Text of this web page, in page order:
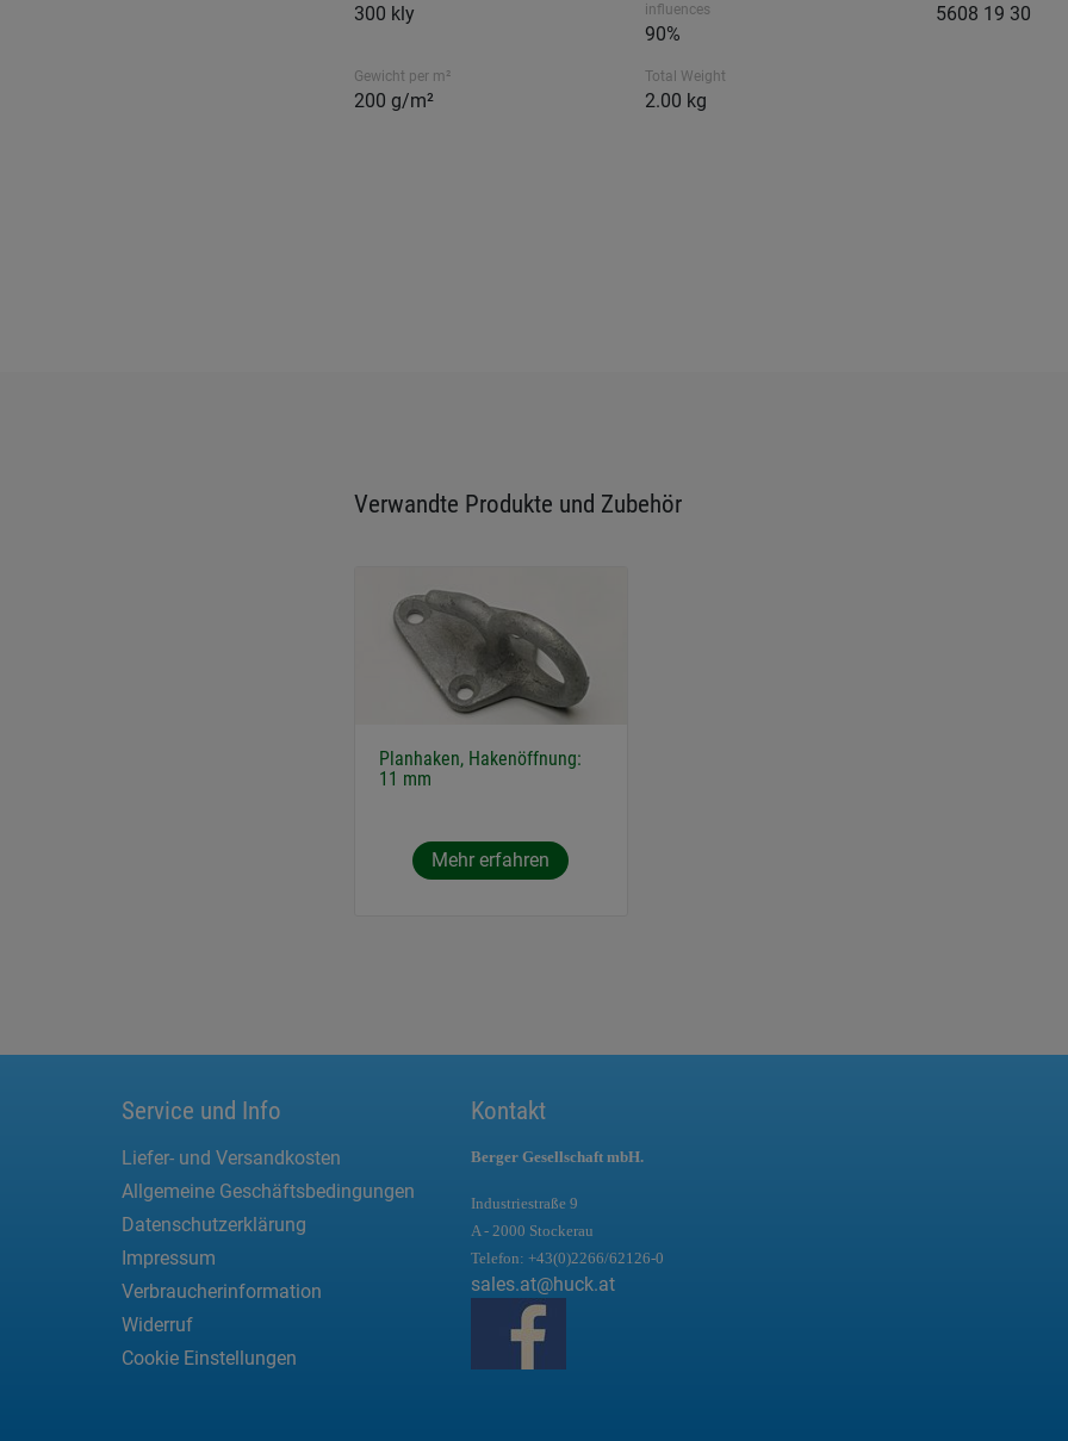
300 kly
influences
90%
5608 19 30
Gewicht per m²
200 g/m²
Total Weight
2.00 kg
Verwandte Produkte und Zubehör
Planhaken, Hakenöffnung:
11 mm
Mehr erfahren
Service und Info
Liefer- und Versandkosten
Allgemeine Geschäftsbedingungen
Datenschutzerklärung
Impressum
Verbraucherinformation
Widerruf
Cookie Einstellungen
Kontakt
Berger Gesellschaft mbH.
Industriestraße 9
A - 2000 Stockerau
Telefon: +43(0)2266/62126-0
sales.at@huck.at